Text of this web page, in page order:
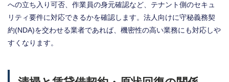
への立ち入り可否、作業員の身元確認など、テナント側のセキュ
リティ要件に対応できるかを確認します。法人向けに守秘義務契
約(NDA)を交わせる業者であれば、機密性の高い業務にも対応しや
すくなります。